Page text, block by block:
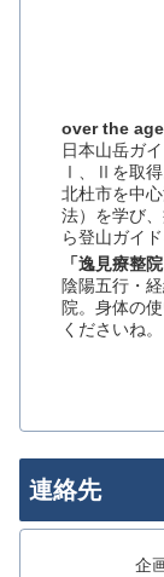
over the
日本山岳ガ
Ⅰ、Ⅱを取得
北杜市を中
法）を学び
ら登山ガイ
「逸見療整院
陰陽五行・
院。身体の
くださいね。
連絡先
企